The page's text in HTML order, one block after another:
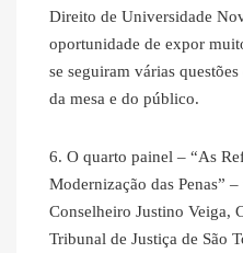
Direito de Universidade
oportunidade de expor
se seguiram várias
da mesa e do público.
6. O quarto painel – “As
Modernização das Penas”
Conselheiro Justino Veiga,
Tribunal de Justiça de São